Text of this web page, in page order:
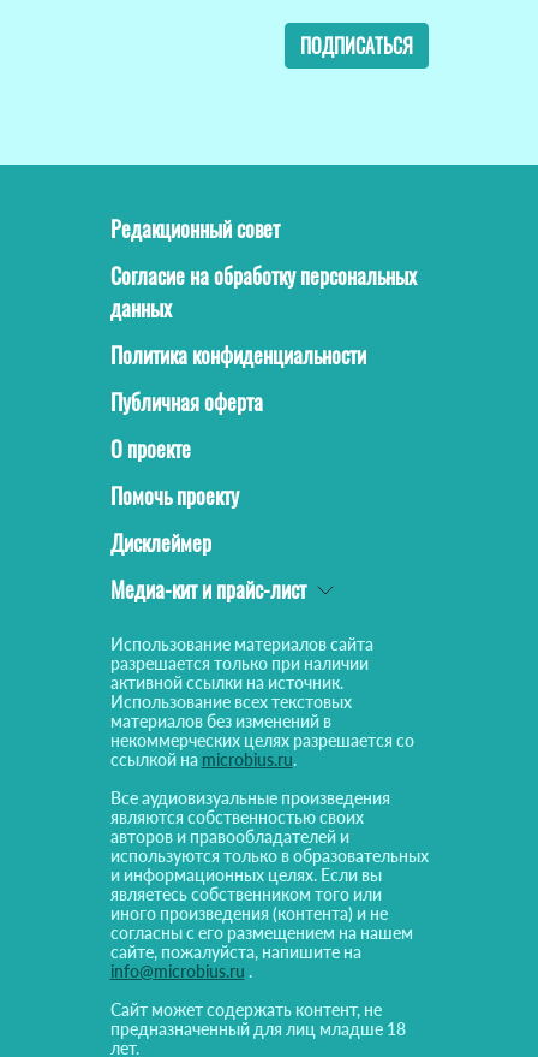
ПОДПИСАТЬСЯ
Редакционный совет
Согласие на обработку персональных
данных
Политика конфиденциальности
Публичная оферта
О проекте
Помочь проекту
Дисклеймер
Медиа-кит и прайс-лист
Использование материалов сайта
разрешается только при наличии
активной ссылки на источник.
Использование всех текстовых
материалов без изменений в
некоммерческих целях разрешается со
ссылкой на microbius.ru.
Все аудиовизуальные произведения
являются собственностью своих
авторов и правообладателей и
используются только в образовательных
и информационных целях. Если вы
являетесь собственником того или
иного произведения (контента) и не
согласны с его размещением на нашем
сайте, пожалуйста, напишите на
info@microbius.ru .
Сайт может содержать контент, не
предназначенный для лиц младше 18
лет.